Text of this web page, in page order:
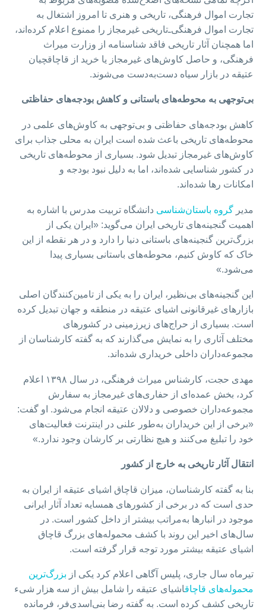
تجارت اموال فرهنگی، تاریخی و هنری تا امروز اشتغال به
تجارت اموال فرهنگی‌ـ‌تاریخی غیرمجاز را ممنوع اعلام کرده‌اند،
اما همچنان آثار تاریخی فاقد شناسنامه از وزارت میراث
فرهنگی، و حاصل کاوش‌های غیرمجاز یا خرید از قاچاقچیان
عتیقه در بازار سیاه دست‌به‌دست می‌شوند.
بی‌توجهی به محوطه‌های باستانی و کاهش بودجه‌های حفاظتی
کاهش بودجه‌های حفاظتی و بی‌توجهی به کاوش‌های علمی در
محوطه‌های تاریخی باعث شده است ایران به محلی جذاب برای
کاوش‌های غیرمجاز تبدیل شود. بسیاری از محوطه‌های تاریخی
در کشور شناسایی شده‌اند، اما به دلیل نبود بودجه و
امکانات رها شده‌اند.
مدیر گروه باستان‌شناسی دانشگاه تربیت مدرس با اشاره به
اهمیت گنجینه‌های تاریخی ایران می‌گوید: «ایران یکی از
بزرگ‌ترین گنجینه‌های باستانی دنیا را دارد و در هر نقطه از این
خاک که کاوش کنیم، محوطه‌های باستانی بسیاری پیدا
می‌شود.»
این گنجینه‌های بی‌نظیر، ایران را به یکی از تامین‌کنندگان اصلی
بازارهای غیرقانونی اشیای عتیقه در منطقه و جهان تبدیل کرده
است. بسیاری از حراج‌های زیرزمینی در کشورهای
مختلف آثاری را به نمایش می‌گذارند که به گفته کارشناسان از
مجموعه‌داران داخلی خریداری شده‌اند.
مهدی حجت، کارشناس میراث فرهنگی، در سال ۱۳۹۸ اعلام
کرد، بخش عمده‌ای از حفاری‌های غیرمجاز به سفارش
مجموعه‌داران خصوصی و دلالان عتیقه انجام می‌شود. او گفت:
«برخی از این خریداران به‌طور علنی در اینترنت فعالیت‌های
خود را تبلیغ می‌کنند و هیچ نظارتی بر کارشان وجود ندارد.»
انتقال آثار تاریخی به خارج از کشور
بنا به گفته کارشناسان، میزان قاچاق اشیای عتیقه از ایران به
حدی است که در برخی از کشورهای همسایه تعداد آثار ایرانی
موجود در انبارها به‌مراتب بیشتر از داخل کشور است. در
سال‌های اخیر این روند با کشف محموله‌های بزرگ قاچاق
اشیای عتیقه بیشتر مورد توجه قرار گرفته است.
تیرماه سال جاری، پلیس آگاهی اعلام کرد یکی از بزرگ‌ترین
محموله‌های قاچاقاشیای عتیقه را شامل بیش از سه هزار شیء
تاریخی کشف کرده است. به گفته رضا بنی‌اسدی‌فر، فرمانده